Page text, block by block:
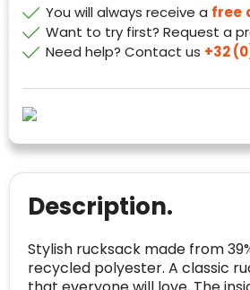
You will always receive a free
Want to try first? Request a
Need help? Contact us +32
Description.
Stylish rucksack made from
recycled polyester. A classic
plaats.
Alleen beoordelingen die
richtlijnen van Trustindex en
klanttevredenheid op basis van
beoordelingen. Minder dan 1%
ondervraagde klanten meldde
onafhankelijk geverifieerd.
CONTACTGEGEVENS
Telefoonnummer: +32 479 88 00 36
E-
mailadres:
mia@linkkado.be
Trustindex controleert websites
op veiligheidsproblemen.
Safe Browsing:geen
gedetecteerd
Websites die consequent een